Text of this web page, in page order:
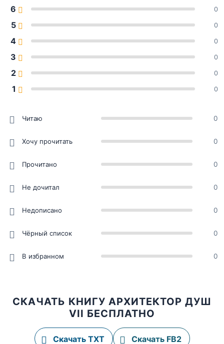
6 0
5 0
4 0
3 0
2 0
1 0
Читаю 0
Хочу прочитать 0
Прочитано 0
Не дочитал 0
Недописано 0
Чёрный список 0
В избранном 0
СКАЧАТЬ КНИГУ АРХИТЕКТОР ДУШ
VII БЕСПЛАТНО
Скачать TXT Скачать FB2